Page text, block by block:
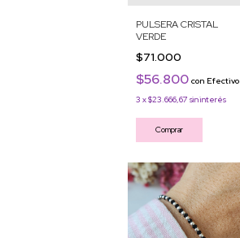
PULSERA CRISTAL
VERDE
$71.000
$56.800 con Efectivo
3 x$23.666,67 sin interés
Comprar